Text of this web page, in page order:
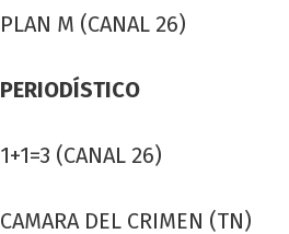
PLAN M (CANAL 26)
PERIODÍSTICO
1+1=3 (CANAL 26)
CAMARA DEL CRIMEN (TN)